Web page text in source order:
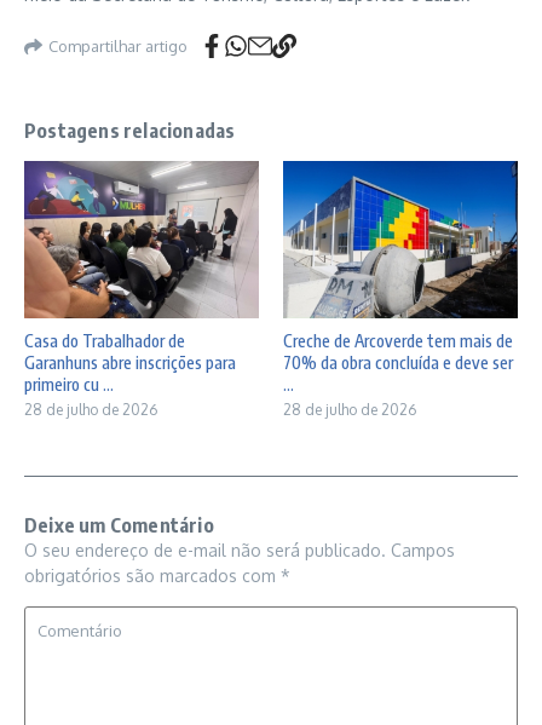
Compartilhar artigo
Postagens relacionadas
Casa do Trabalhador de
Garanhuns abre inscrições para
primeiro cu ...
28 de julho de 2026
Creche de Arcoverde tem mais de
70% da obra concluída e deve ser
...
28 de julho de 2026
Deixe um Comentário
O seu endereço de e-mail não será publicado. Campos
obrigatórios são marcados com *